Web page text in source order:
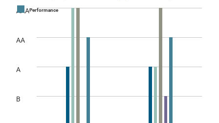
Performance
AAA
AA
A
B